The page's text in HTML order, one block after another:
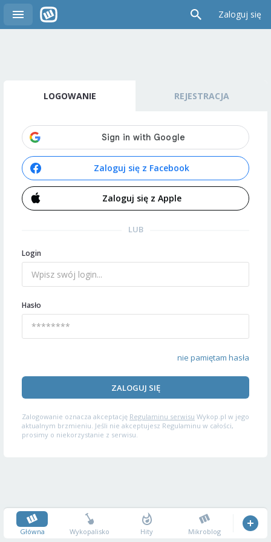
Zaloguj się
LOGOWANIE REJESTRACJA
Zaloguj się z Facebook
Zaloguj się z Apple
LUB
Login
Hasło
nie pamiętam hasła
ZALOGUJ SIĘ
Zalogowanie oznacza akceptację Regulaminu serwisu Wykop.pl w jego
aktualnym brzmieniu. Jeśli nie akceptujesz Regulaminu w całości,
prosimy o niekorzystanie z serwisu.
Główna Wykopalisko Hity Mikroblog